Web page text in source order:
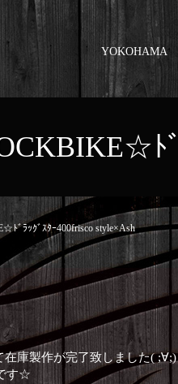
YOKOHAMA
ﾄ
ﾄﾞﾗｯｸﾞｽﾀｰ400frisco style×Ash
庫製作が完了致しました( ;∀;)
す☆